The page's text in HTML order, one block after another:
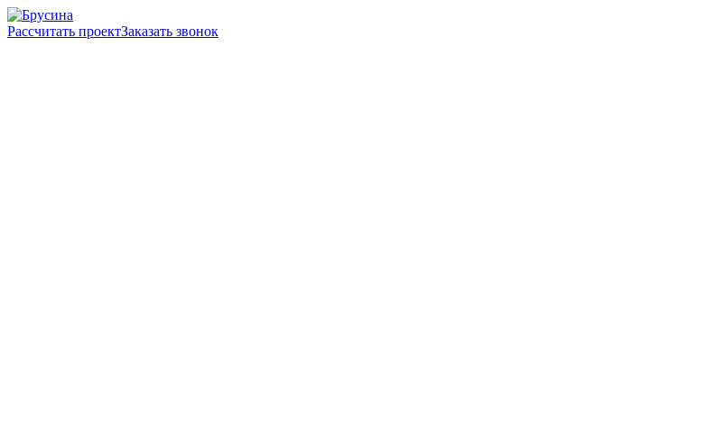
Рассчитать проектЗаказать звонок